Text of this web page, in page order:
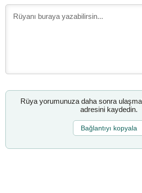
Rüya yorumunuza daha sonra
adresini kaydedin.
Bağlantıyı kopyala